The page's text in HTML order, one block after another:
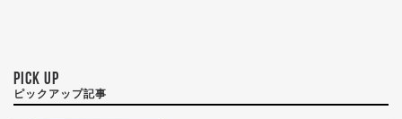
PICK UP
ピックアップ記事